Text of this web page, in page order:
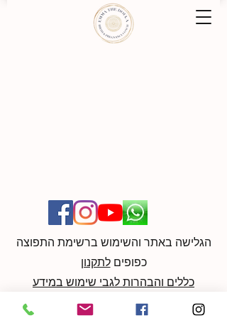
הגלישה באתר והשימוש ברשימת התפוצה
כפופיםלתקנון
כללים והבהרות לגבי שימוש במידע
ליצירת קשר:
052-9596370